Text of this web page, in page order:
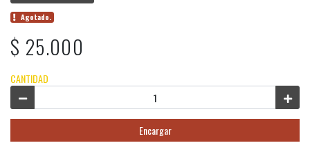
Agotado.
$ 25.000
CANTIDAD
Encargar